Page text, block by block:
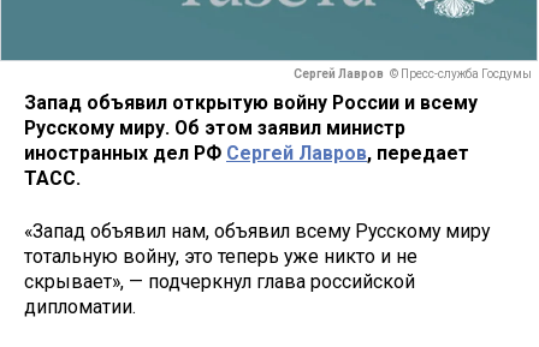
Сергей Лавров © Пресс-служба Госдумы
Запад объявил открытую войну России и всему
Русскому миру. Об этом заявил министр
иностранных дел РФ Сергей Лавров, передает
ТАСС.
«Запад объявил нам, объявил всему Русскому миру
тотальную войну, это теперь уже никто и не
скрывает», — подчеркнул глава российской
дипломатии.